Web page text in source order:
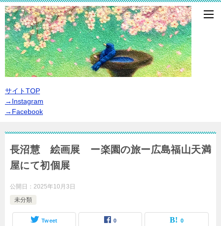
サイトTOP
→Instagram
→Facebook
長沼慧 絵画展 ー楽園の旅ー広島福山天満
屋にて初個展
公開日： 2025年10月3日
未分類
Tweet 0 0